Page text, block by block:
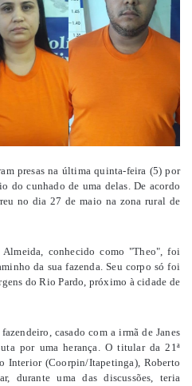
presas na última quinta-feira (5) por
do cunhado de uma delas. De acordo
no dia 27 de maio na zona rural de
conhecido como "Theo", foi
da sua fazenda. Seu corpo só foi
do Rio Pardo, próximo à cidade de
casado com a irmã de Janes
por uma herança. O titular da 21ª
Interior (Coorpin/Itapetinga), Roberto
durante uma das discussões, teria